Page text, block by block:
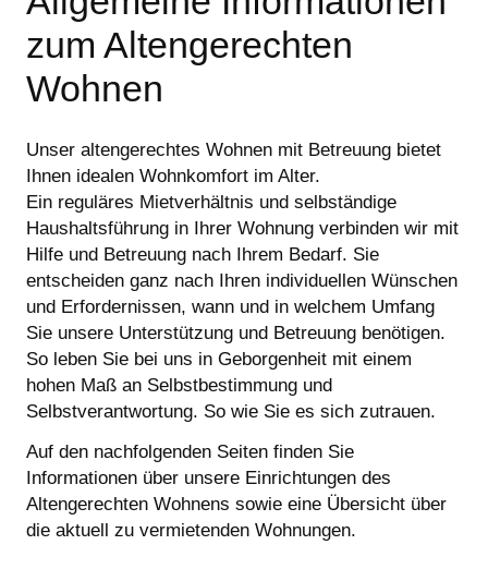
zum Altengerechten
Wohnen
Unser altengerechtes Wohnen mit Betreuung bietet
Ihnen idealen Wohnkomfort im Alter.
Ein reguläres Mietverhältnis und selbständige
Haushaltsführung in Ihrer Wohnung verbinden wir mit
Hilfe und Betreuung nach Ihrem Bedarf. Sie
entscheiden ganz nach Ihren individuellen Wünschen
und Erfordernissen, wann und in welchem Umfang
Sie unsere Unterstützung und Betreuung benötigen.
So leben Sie bei uns in Geborgenheit mit einem
hohen Maß an Selbstbestimmung und
Selbstverantwortung. So wie Sie es sich zutrauen.
Auf den nachfolgenden Seiten finden Sie
Informationen über unsere Einrichtungen des
Altengerechten Wohnens sowie eine Übersicht über
die aktuell zu vermietenden Wohnungen.